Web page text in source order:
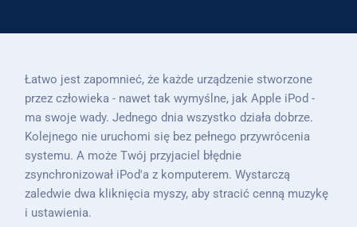
Łatwo jest zapomnieć, że każde urządzenie stworzone
przez człowieka - nawet tak wymyślne, jak Apple iPod -
ma swoje wady. Jednego dnia wszystko działa dobrze.
Kolejnego nie uruchomi się bez pełnego przywrócenia
systemu. A może Twój przyjaciel błędnie
zsynchronizował iPod'a z komputerem. Wystarczą
zaledwie dwa kliknięcia myszy, aby stracić cenną muzykę
i ustawienia.